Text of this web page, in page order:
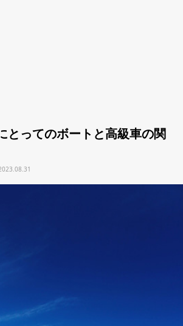
とってのボートと高級車の関